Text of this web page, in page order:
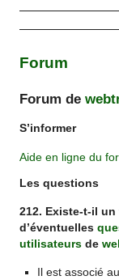
Forum
Forum de
S’informer
Aide en ligne du
Les questions
212. Existe-t-il
d’éventuelles
utilisateurs de
Il est associé au